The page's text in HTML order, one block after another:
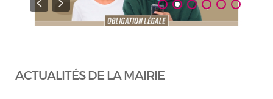
ACTUALITÉS DE LA MAIRIE